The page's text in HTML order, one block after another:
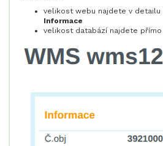
velikost webu najdete v detailu
Informace
velikost databází najdete